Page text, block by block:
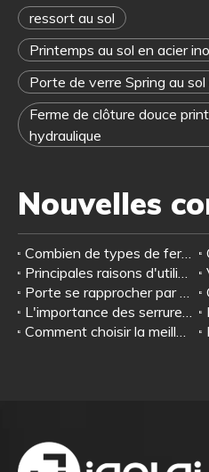
ressort au sol
Printemps au sol en acier
Porte de verre Spring au
Ferme de clôture douce
hydraulique
Nouvelles
Combien de types de fermetures de portes?
Principales raisons d'utiliser une porte plus proche de votre maison ou de votre entreprise
Porte se rapprocher par rapport au printemps au sol: différences clés expliquées
L'importance des serrures de porte en verre pour les espaces commerciaux
Comment choisir la meilleure serrure de porte en verre pour votre maison